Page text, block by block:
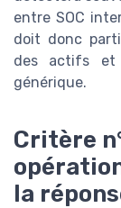
entre SOC
doit donc
des actifs et
générique.
Critère
la